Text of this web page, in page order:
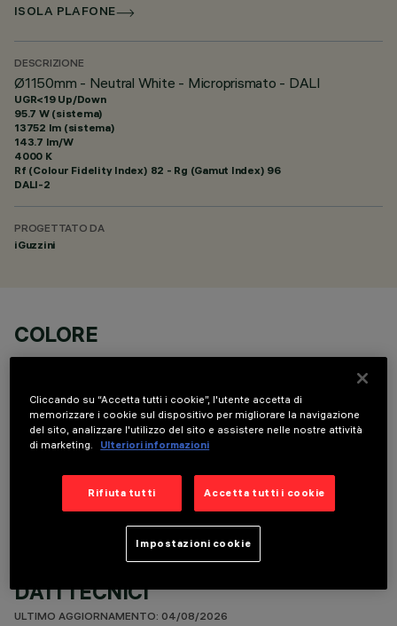
ISOLA PLAFONE
DESCRIZIONE
Ø1150mm - Neutral White - Microprismato - DALI
UGR<19 Up/Down
95.7 W (sistema)
13752 lm (sistema)
143.7 lm/W
4000 K
Rf (Colour Fidelity Index) 82 - Rg (Gamut Index) 96
DALI-2
PROGETTATO DA
iGuzzini
COLORE
DATI TECNICI
ULTIMO AGGIORNAMENTO: 04/08/2026
Cliccando su “Accetta tutti i cookie”, l'utente accetta di
memorizzare i cookie sul dispositivo per migliorare la navigazione
del sito, analizzare l'utilizzo del sito e assistere nelle nostre attività
di marketing.
Ulteriori informazioni
Rifiuta tutti Accetta tutti i cookie
Impostazioni cookie